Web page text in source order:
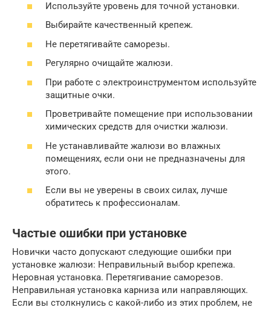
Используйте уровень для точной установки.
Выбирайте качественный крепеж.
Не перетягивайте саморезы.
Регулярно очищайте жалюзи.
При работе с электроинструментом используйте
защитные очки.
Проветривайте помещение при использовании
химических средств для очистки жалюзи.
Не устанавливайте жалюзи во влажных
помещениях, если они не предназначены для
этого.
Если вы не уверены в своих силах, лучше
обратитесь к профессионалам.
Частые ошибки при установке
Новички часто допускают следующие ошибки при
установке жалюзи: Неправильный выбор крепежа.
Неровная установка. Перетягивание саморезов.
Неправильная установка карниза или направляющих.
Если вы столкнулись с какой-либо из этих проблем, не